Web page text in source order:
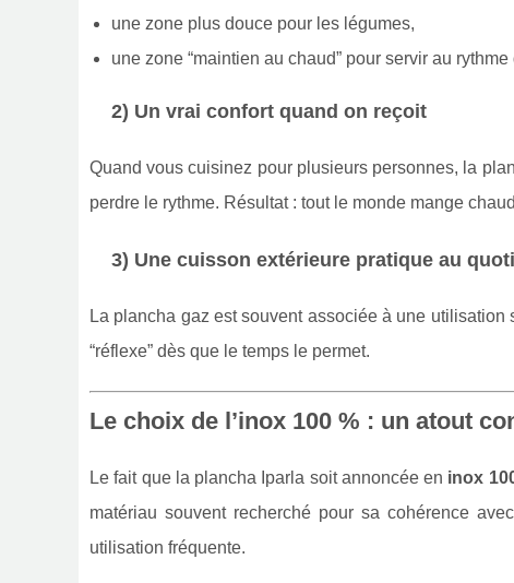
une zone plus douce pour les légumes,
une zone “maintien au chaud” pour servir au
2) Un vrai confort quand on reçoit
Quand vous cuisinez pour plusieurs personnes, la
perdre le rythme. Résultat : tout le monde mange
3) Une cuisson extérieure pratique au
La plancha gaz est souvent associée à une
“réflexe” dès que le temps le permet.
Le choix de l’inox 100 % : un atout
Le fait que la plancha Iparla soit annoncée en inox
matériau souvent recherché pour sa cohérence
utilisation fréquente.